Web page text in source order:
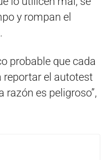
y rompan el
probable que cada
reportar el autotest
razón es peligroso”,